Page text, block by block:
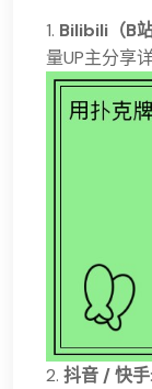
1. Bilibili（B站
量UP主分享
2. 抖音 / 快手